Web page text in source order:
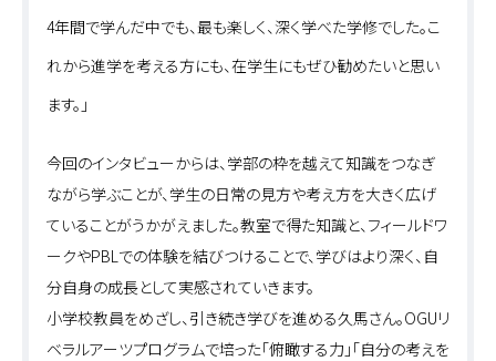
4年間で学んだ中でも、最も楽しく、深く学べた学修でした。こ
れから進学を考える方にも、在学生にもぜひ勧めたいと思い
ます。」
今回のインタビューからは、学部の枠を越えて知識をつなぎ
ながら学ぶことが、学生の日常の見方や考え方を大きく広げ
ていることがうかがえました。教室で得た知識と、フィールドワ
ークやPBLでの体験を結びつけることで、学びはより深く、自
分自身の成長として実感されていきます。
小学校教員をめざし、引き続き学びを進める久馬さん。OGUリ
ベラルアーツプログラムで培った「俯瞰する力」「自分の考えを